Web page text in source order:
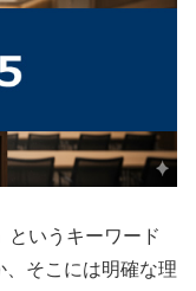
というキーワード
そこには明確な理